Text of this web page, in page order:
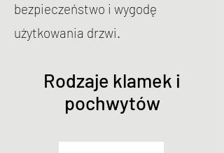
bezpieczeństwo i wygodę
użytkowania drzwi.
Rodzaje klamek i
pochwytów